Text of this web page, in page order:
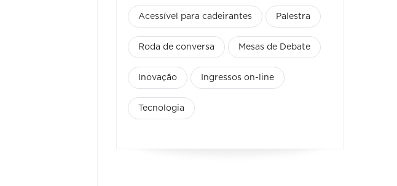
Acessível para cadeirantes Palestra
Roda de conversa Mesas de Debate
Inovação Ingressos on-line
Tecnologia